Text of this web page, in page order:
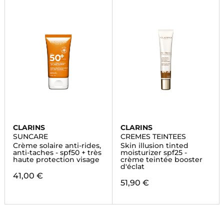
CLARINS
SUNCARE
Crème solaire anti-rides,
anti-taches - spf50 + très
haute protection visage
41,00 €
CLARINS
CREMES TEINTEES
Skin illusion tinted
moisturizer spf25 -
crème teintée booster
d'éclat
51,90 €